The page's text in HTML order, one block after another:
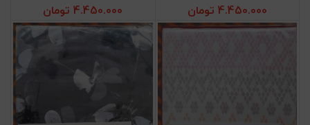
4.450.000 تومان
4.450.000 تومان